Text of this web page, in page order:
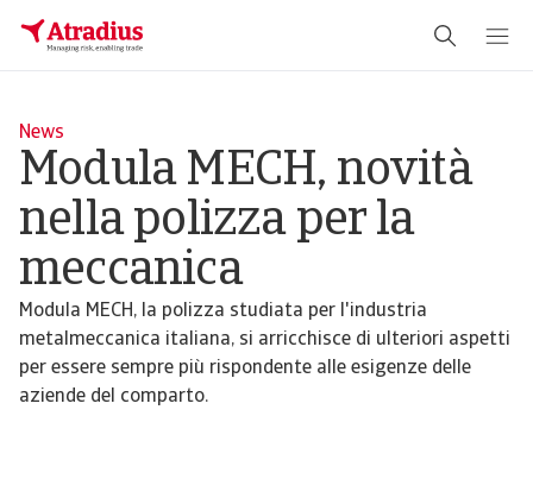
News
Modula MECH, novità
nella polizza per la
meccanica
Modula MECH, la polizza studiata per l'industria
metalmeccanica italiana, si arricchisce di ulteriori aspetti
per essere sempre più rispondente alle esigenze delle
aziende del comparto.